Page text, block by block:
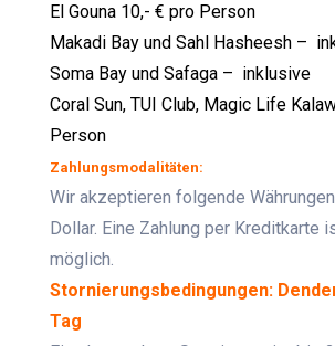
El Gouna 10,- € pro Person
Makadi Bay und Sahl Hasheesh –
Soma Bay und Safaga – inklusive
Coral Sun, TUI Club, Magic Life
Person
Zahlungsmodalitäten:
Wir akzeptieren folgende Währungen
Dollar. Eine Zahlung per Kreditkarte
möglich.
Stornierungsbedingungen:
Tag